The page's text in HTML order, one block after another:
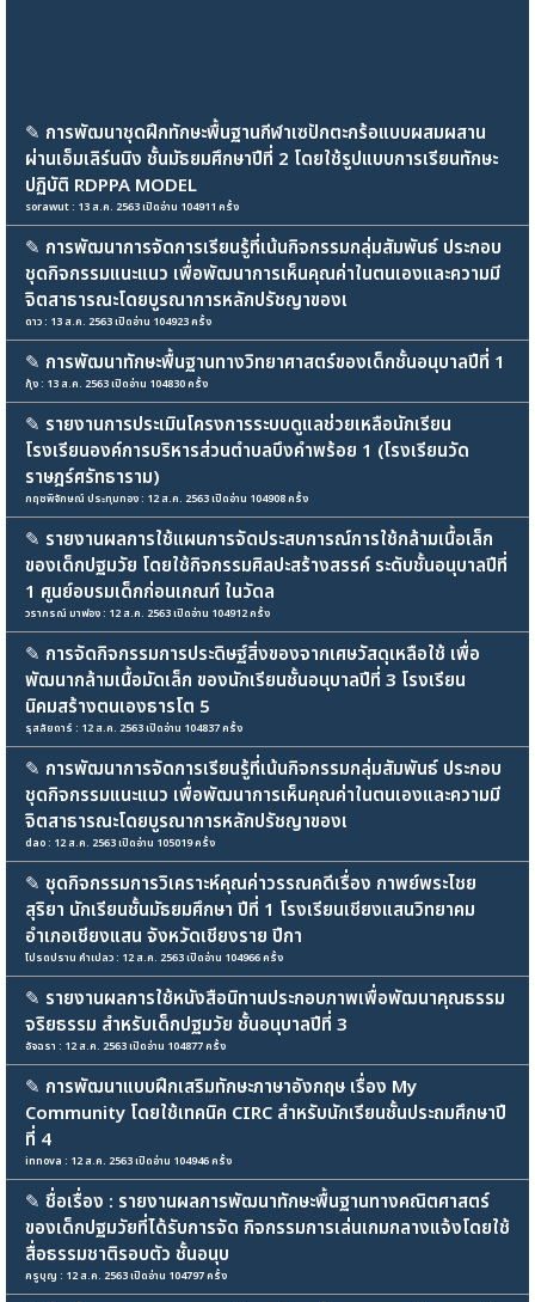
✎ การพัฒนาชุดฝึกทักษะพื้นฐานกีฬาเซปักตะกร้อแบบผสมผสาน
ผ่านเอ็มเลิร์นนิง ชั้นมัธยมศึกษาปีที่ 2 โดยใช้รูปแบบการเรียนทักษะ
ปฏิบัติ RDPPA MODEL
sorawut : 13 ส.ค. 2563 เปิดอ่าน 104911 ครั้ง
✎ การพัฒนาการจัดการเรียนรู้ที่เน้นกิจกรรมกลุ่มสัมพันธ์ ประกอบ
ชุดกิจกรรมแนะแนว เพื่อพัฒนาการเห็นคุณค่าในตนเองและความมี
จิตสาธารณะโดยบูรณาการหลักปรัชญาของเ
ดาว : 13 ส.ค. 2563 เปิดอ่าน 104923 ครั้ง
✎ การพัฒนาทักษะพื้นฐานทางวิทยาศาสตร์ของเด็กชั้นอนุบาลปีที่ 1
กุ้ง : 13 ส.ค. 2563 เปิดอ่าน 104830 ครั้ง
✎ รายงานการประเมินโครงการระบบดูแลช่วยเหลือนักเรียน
โรงเรียนองค์การบริหารส่วนตำบลบึงคำพร้อย 1 (โรงเรียนวัด
ราษฎร์ศรัทธาราม)
กฤชพิจักษณ์ ประทุมทอง : 12 ส.ค. 2563 เปิดอ่าน 104908 ครั้ง
✎ รายงานผลการใช้แผนการจัดประสบการณ์การใช้กล้ามเนื้อเล็ก
ของเด็กปฐมวัย โดยใช้กิจกรรมศิลปะสร้างสรรค์ ระดับชั้นอนุบาลปีที่
1 ศูนย์อบรมเด็กก่อนเกณฑ์ ในวัดล
วราภรณ์ มาฟอง : 12 ส.ค. 2563 เปิดอ่าน 104912 ครั้ง
✎ การจัดกิจกรรมการประดิษฐ์สิ่งของจากเศษวัสดุเหลือใช้ เพื่อ
พัฒนากล้ามเนื้อมัดเล็ก ของนักเรียนชั้นอนุบาลปีที่ 3 โรงเรียน
นิคมสร้างตนเองธารโต 5
รุสลัยดาร์ : 12 ส.ค. 2563 เปิดอ่าน 104837 ครั้ง
✎ การพัฒนาการจัดการเรียนรู้ที่เน้นกิจกรรมกลุ่มสัมพันธ์ ประกอบ
ชุดกิจกรรมแนะแนว เพื่อพัฒนาการเห็นคุณค่าในตนเองและความมี
จิตสาธารณะโดยบูรณาการหลักปรัชญาของเ
dao : 12 ส.ค. 2563 เปิดอ่าน 105019 ครั้ง
✎ ชุดกิจกรรมการวิเคราะห์คุณค่าวรรณคดีเรื่อง กาพย์พระไชย
สุริยา นักเรียนชั้นมัธยมศึกษา ปีที่ 1 โรงเรียนเชียงแสนวิทยาคม
อำเภอเชียงแสน จังหวัดเชียงราย ปีกา
โปรดปราน คำเปลว : 12 ส.ค. 2563 เปิดอ่าน 104966 ครั้ง
✎ รายงานผลการใช้หนังสือนิทานประกอบภาพเพื่อพัฒนาคุณธรรม
จริยธรรม สำหรับเด็กปฐมวัย ชั้นอนุบาลปีที่ 3
อัจฉรา : 12 ส.ค. 2563 เปิดอ่าน 104877 ครั้ง
✎ การพัฒนาแบบฝึกเสริมทักษะภาษาอังกฤษ เรื่อง My
Community โดยใช้เทคนิค CIRC สำหรับนักเรียนชั้นประถมศึกษาปี
ที่ 4
innova : 12 ส.ค. 2563 เปิดอ่าน 104946 ครั้ง
✎ ชื่อเรื่อง : รายงานผลการพัฒนาทักษะพื้นฐานทางคณิตศาสตร์
ของเด็กปฐมวัยที่ได้รับการจัด กิจกรรมการเล่นเกมกลางแจ้งโดยใช้
สื่อธรรมชาติรอบตัว ชั้นอนุบ
ครูบุญ : 12 ส.ค. 2563 เปิดอ่าน 104797 ครั้ง